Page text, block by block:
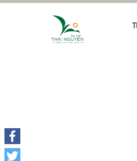
Facebook